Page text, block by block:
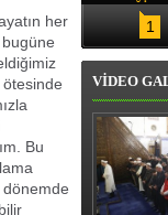
her
ötesinde
Bu
YEMEĞİ
1
VİDEO